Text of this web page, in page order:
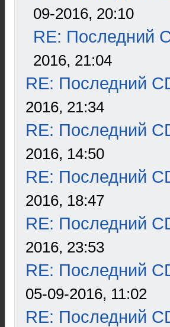
09-2016, 20:10
RE: Последний
2016, 21:04
RE: Последний
2016, 21:34
RE: Последний
2016, 14:50
RE: Последний
2016, 18:47
RE: Последний
2016, 23:53
RE: Последний
05-09-2016, 11:02
RE: Последний